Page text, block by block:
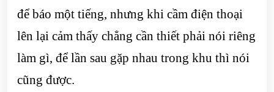
để báo một tiếng, nhưng khi cầm điện thoại
lên lại cảm thấy chẳng cần thiết phải nói riêng
làm gì, để lần sau gặp nhau trong khu thì nói
cũng được.